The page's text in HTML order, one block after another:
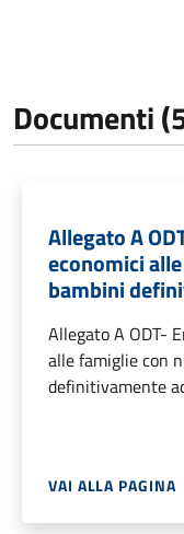
Documenti
Allegato A
economici
bambini
Allegato A ODT-
alle famiglie con
definitivamente
VAI ALLA PAGINA